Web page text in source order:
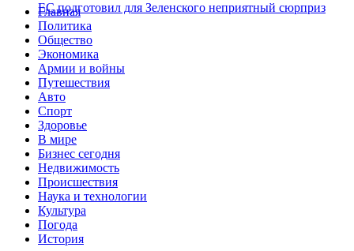
ЕС подготовил для Зеленского неприятный сюрприз
Главная
Политика
Общество
Экономика
Армии и войны
Путешествия
Авто
Спорт
Здоровье
В мире
Бизнес сегодня
Недвижимость
Происшествия
Наука и технологии
Культура
Погода
История